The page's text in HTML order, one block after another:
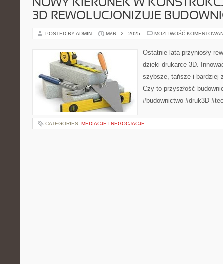
NOWY KIERUNEK W
3D REWOLUCJONIZUJE
POSTED BY ADMIN MAR - 2 - 2025 MOŻLIWOŚĆ
Ostatnie lata przyniosły
dzięki drukarce 3D.
szybsze, tańsze i bardziej
Czy to przyszłość
#budownictwo #druk3D
CATEGORIES: MEDIACJE I NEGOCJACJE